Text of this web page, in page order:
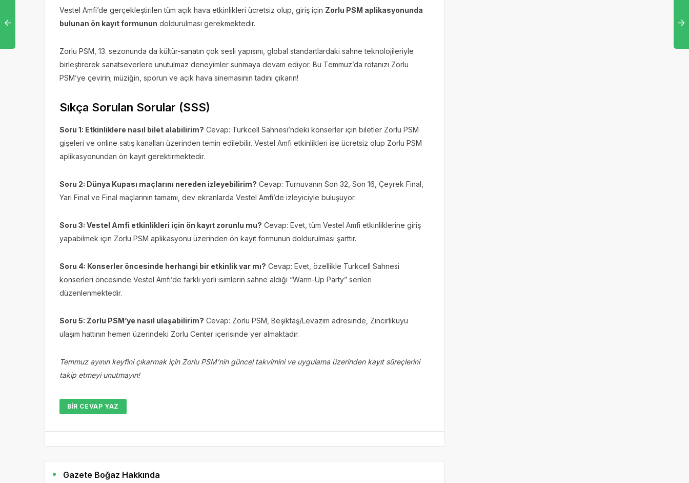
Vestel Amfi’de gerçekleştirilen tüm açık hava etkinlikleri ücretsiz olup, giriş için Zorlu PSM aplikasyonunda
bulunan ön kayıt formunun doldurulması gerekmektedir.
Zorlu PSM, 13. sezonunda da kültür-sanatın çok sesli yapısını, global standartlardaki sahne teknolojileriyle
birleştirerek sanatseverlere unutulmaz deneyimler sunmaya devam ediyor. Bu Temmuz’da rotanızı Zorlu
PSM’ye çevirin; müziğin, sporun ve açık hava sinemasının tadını çıkarın!
Sıkça Sorulan Sorular (SSS)
Soru 1: Etkinliklere nasıl bilet alabilirim? Cevap: Turkcell Sahnesi’ndeki konserler için biletler Zorlu PSM
gişeleri ve online satış kanalları üzerinden temin edilebilir. Vestel Amfi etkinlikleri ise ücretsiz olup Zorlu PSM
aplikasyonundan ön kayıt gerektirmektedir.
Soru 2: Dünya Kupası maçlarını nereden izleyebilirim? Cevap: Turnuvanın Son 32, Son 16, Çeyrek Final,
Yarı Final ve Final maçlarının tamamı, dev ekranlarda Vestel Amfi’de izleyiciyle buluşuyor.
Soru 3: Vestel Amfi etkinlikleri için ön kayıt zorunlu mu? Cevap: Evet, tüm Vestel Amfi etkinliklerine giriş
yapabilmek için Zorlu PSM aplikasyonu üzerinden ön kayıt formunun doldurulması şarttır.
Soru 4: Konserler öncesinde herhangi bir etkinlik var mı? Cevap: Evet, özellikle Turkcell Sahnesi
konserleri öncesinde Vestel Amfi’de farklı yerli isimlerin sahne aldığı “Warm-Up Party” serileri
düzenlenmektedir.
Soru 5: Zorlu PSM’ye nasıl ulaşabilirim? Cevap: Zorlu PSM, Beşiktaş/Levazım adresinde, Zincirlikuyu
ulaşım hattının hemen üzerindeki Zorlu Center içerisinde yer almaktadır.
Temmuz ayının keyfini çıkarmak için Zorlu PSM’nin güncel takvimini ve uygulama üzerinden kayıt süreçlerini
takip etmeyi unutmayın!
BIR CEVAP YAZ
Gazete Boğaz Hakkında